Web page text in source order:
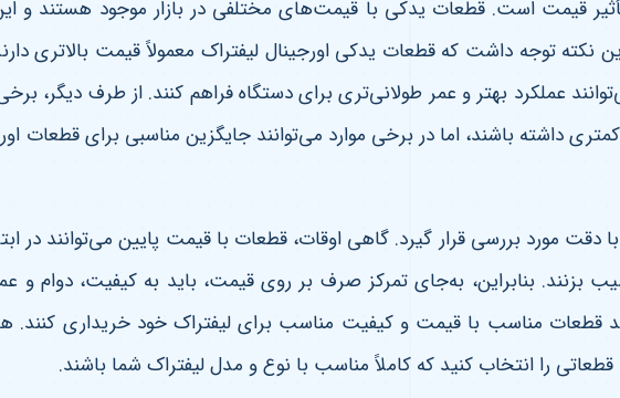
قیمت است. قطعات یدکی با قیمت‌های مختلفی در بازار موجود هستند و
نکته توجه داشت که قطعات یدکی اورجینال لیفتراک معمولاً قیمت بالاتری
عملکرد بهتر و عمر طولانی‌تری برای دستگاه فراهم کنند. از طرف دیگر،
باشند، اما در برخی موارد می‌توانند جایگزین مناسبی برای قطعات
دقت مورد بررسی قرار گیرد. گاهی اوقات، قطعات با قیمت پایین می‌توانند در
بنابراین، به‌جای تمرکز صرف بر روی قیمت، باید به کیفیت، دوام و
قطعات مناسب با قیمت و کیفیت مناسب برای لیفتراک خود خریداری
را انتخاب کنید که کاملاً مناسب با نوع و مدل لیفتراک شما باشند.